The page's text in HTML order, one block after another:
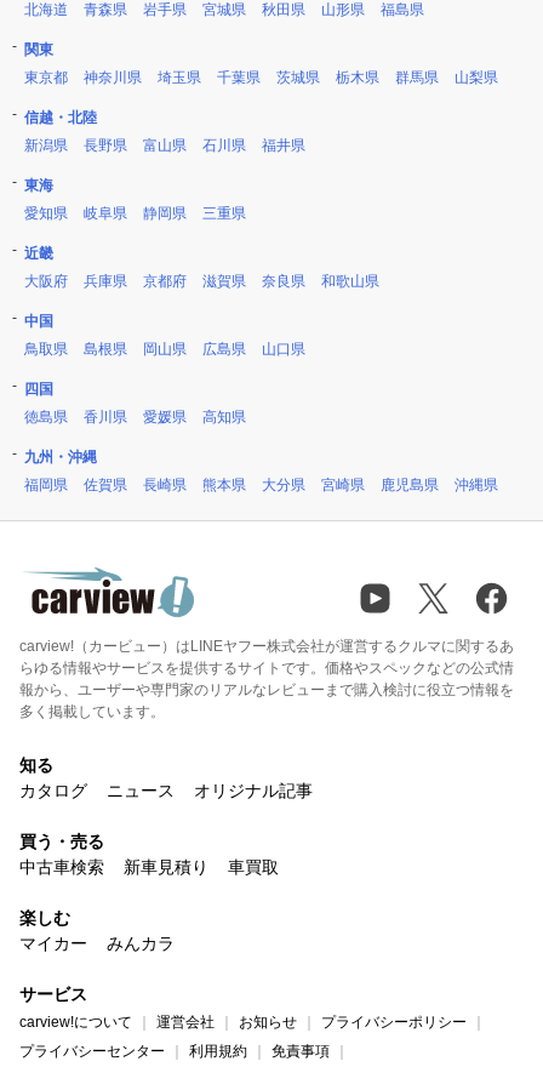
北海道
青森県 岩手県 宮城県 秋田県 山形県 福島県
関東
東京都
神奈川県 埼玉県 千葉県 茨城県 栃木県 群馬県 山梨県
信越・北陸
新潟県
長野県 富山県 石川県 福井県
東海
愛知県
岐阜県 静岡県 三重県
近畿
大阪府
兵庫県 京都府 滋賀県 奈良県 和歌山県
中国
鳥取県
島根県 岡山県 広島県 山口県
四国
徳島県
香川県 愛媛県 高知県
九州・沖縄
福岡県
佐賀県 長崎県 熊本県 大分県 宮崎県 鹿児島県 沖縄県
carview!（カービュー）はLINEヤフー株式会社が運営するクルマに関するあ
らゆる情報やサービスを提供するサイトです。価格やスペックなどの公式情
報から、ユーザーや専門家のリアルなレビューまで購入検討に役立つ情報を
多く掲載しています。
知る
カタログ
ニュース オリジナル記事
買う・売る
中古車検索
新車見積り 車買取
楽しむ
マイカー
みんカラ
サービス
carview!について 運営会社 お知らせ
プライバシーポリシー
プライバシーセンター
利用規約 免責事項